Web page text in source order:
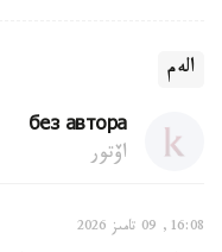
الەم
без автора
اۆتور
16:08, 09 تامىز 2026